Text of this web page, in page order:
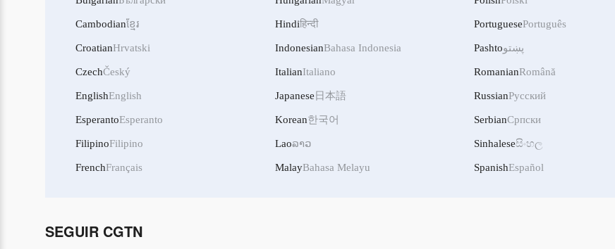
Cambodianខ្មែរ
CroatianHrvatski
CzechČeský
EnglishEnglish
EsperantoEsperanto
FilipinoFilipino
FrenchFrançais
Hindiहिन्दी
IndonesianBahasa Indonesia
ItalianItaliano
Japanese 日本語
Korean한국어
Laoລາວ
MalayBahasa Melayu
PortuguesePortuguês
Pashtoپښتو
RomanianRomână
RussianРусский
SerbianСрпски
Sinhaleseසිංහල
SpanishEspañol
SEGUIR CGTN